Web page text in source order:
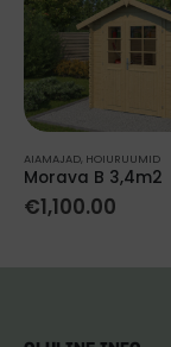
AIAMAJAD, HOIURUUMID
Morava B 3,4m2
€1,100.00